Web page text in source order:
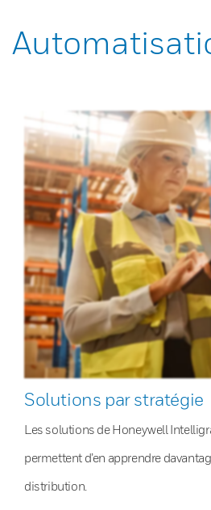
Solutions par stratégie
Les solutions de Honeywell
permettent d’en apprendre
distribution.